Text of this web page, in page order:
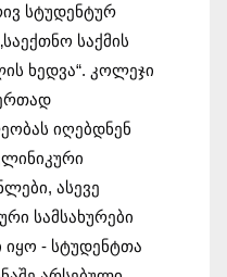
სტუდენტურ
საქმის
ხედვა“. კოლეჯი
იღებდნენ
ასევე
სამსახურები
იყო - სტუდენტთა